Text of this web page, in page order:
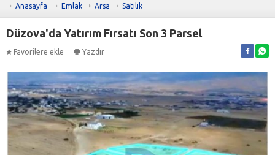
Anasayfa Emlak Arsa Satılık
Düzova'da Yatırım Fırsatı Son 3 Parsel
Favorilere ekle Yazdır